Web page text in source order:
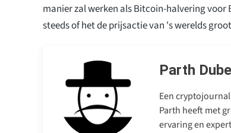
manier zal werken als Bitcoin-halvering
steeds of het de prijsactie van 's werelds
Parth
Een
Parth heeft met
ervaring en